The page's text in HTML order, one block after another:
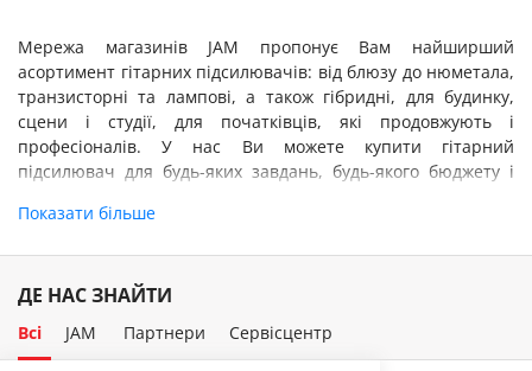
Мережа магазинів JAM пропонує Вам найширший
асортимент гітарних підсилювачів: від блюзу до нюметала,
транзисторні та лампові, а також гібридні, для будинку,
сцени і студії, для початківців, які продовжують і
професіоналів. У нас Ви можете купити гітарний
підсилювач для будь-яких завдань, будь-якого бюджету і
Показати більше
ДЕ НАС ЗНАЙТИ
Всі JAM Партнери Сервісцентр